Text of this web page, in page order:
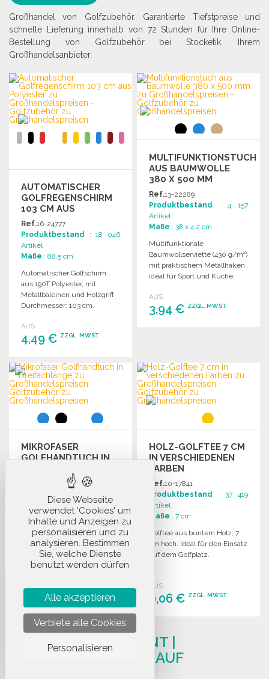
Großhandel von Golfzubehör. Garantierte Tiefstpreise und
schnelle Lieferung innerhalb von 72 Stunden für Ihre Online-
Bestellung von Golfzubehör bei Stocketik, Ihrem
Großhandelsanbieter.
AUTOMATISCHER
GOLFREGENSCHIRM
103 CM AUS
POLYESTER
Ref.16-24777
Produktbestand : 18 046
Artikel
Maße : 88.5 cm
Automatischer Golfschirm
aus 190T Polyester, mit
Metallbaleinen und Holzgriff.
Durchmesser: 103 cm.
AUS
4,49 € ZZGL. MWST.
BESTELLEN
Angebot anfordern
MULTIFUNKTIONSTUCH
AUS BAUMWOLLE
380 X 500 MM
Ref.13-22289
Produktbestand : 4 157
Artikel
Maße : 38 x 4.2 cm
Multifunktionale
Baumwollserviette (430 g/m²)
mit praktischem Metallhaken,
ideal für Sport und Küche.
AUS
3,94 € ZZGL. MWST.
MIKROFASER
GOLFHANDTUCH IN
GROSSHANDELSPREISEN
Produktbestand
: 310
Größe: Taille unique
Hochwertige Mikrofaser-
Golftuch mit dreifacher
Länge, dekorativem
Grosgrain-Band, Metallöse
Befestigungsmöglichkeit.
3,81 €ZZGL. MWST.
BESTELLEN
Angebot anfordern
HOLZ-GOLFTEE 7 CM
IN VERSCHIEDENEN
FARBEN
Ref.10-17841
Produktbestand : 37 419
Artikel
Maße : 7 cm
Golftee aus buntem Holz, 7
cm hoch. Ideal für den Einsatz
auf dem Golfplatz.
AUS
0,06 € ZZGL. MWST.
GOLFBALL-LIEFERANT |
GROSSHANDELSANKAUF
Diese Webseite
verwendet 'Cookies' um
Inhalte und Anzeigen zu
personalisieren und zu
analysieren. Bestimmen
Sie, welche Dienste
benutzt werden dürfen
Alle akzeptieren
Verbiete alle Cookies
Personalisieren